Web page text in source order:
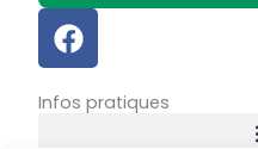
F
a
c
e
Infos pratiques